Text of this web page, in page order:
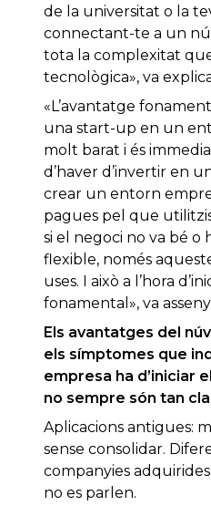
de la universitat o la
connectant-te a un
tota la complexitat
tecnològica», va
«L’avantatge
una start-up en un
molt barat i és
d’haver d’invertir en
crear un entorn
pagues pel que
si el negoci no va bé o
flexible, només
uses. I això a l’hora
fonamental», va
Els avantatges del
els símptomes que
empresa ha d’iniciar
no sempre són tan
Aplicacions antigues:
sense consolidar.
companyies
no es parlen.